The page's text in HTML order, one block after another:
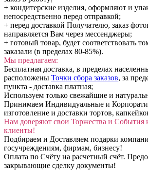
+ кондитерские изделия, оформляют и
непосредственно перед отправкой;
+ перед доставкой Получателю, заказ
направляется Вам через мессенджеры;
+ готовый товар, будет соответствовать
заказали (в пределах 80-85%).
Мы предлагаем:
Бесплатная доставка, в пределах
расположены Точки сбора заказов, за
пункта - доставка платная;
Используем только свежайшие и
Принимаем Индивидуальные и
изготовление и доставки тортов,
Нам доверяют свои Торжества и События
клиенты!
Подбираем и Доставляем подарки
госучреждениям, фирмам, бизнесу!
Оплата по Счёту на расчетный счёт.
закрывающие сделку документы!